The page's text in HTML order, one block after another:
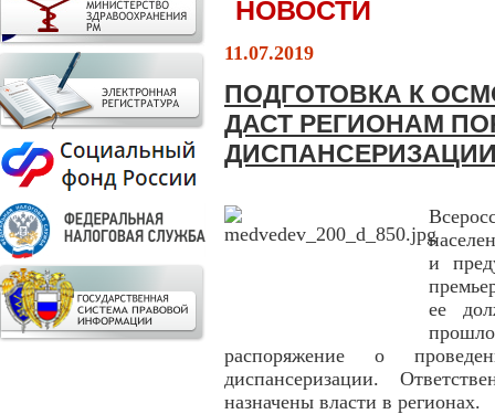
НОВОСТИ
11.07.2019
ПОДГОТОВКА К
ДАСТ РЕГИОНАМ
и
ее
распоряжение о
диспансеризации.
назначены власти в регионах.